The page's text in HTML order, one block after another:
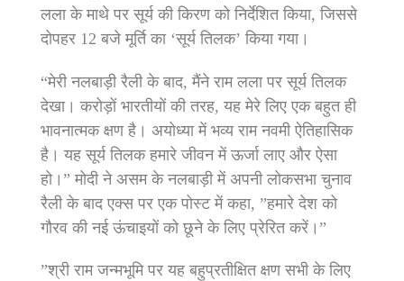
लला के माथे पर सूर्य की किरण को निर्देशित किया, जिससे
दोपहर 12 बजे मूर्ति का ‘सूर्य तिलक’ किया गया।
“मेरी नलबाड़ी रैली के बाद, मैंने राम लला पर सूर्य तिलक
देखा। करोड़ों भारतीयों की तरह, यह मेरे लिए एक बहुत ही
भावनात्मक क्षण है। अयोध्या में भव्य राम नवमी ऐतिहासिक
है। यह सूर्य तिलक हमारे जीवन में ऊर्जा लाए और ऐसा
हो।” मोदी ने असम के नलबाड़ी में अपनी लोकसभा चुनाव
रैली के बाद एक्स पर एक पोस्ट में कहा, ”हमारे देश को
गौरव की नई ऊंचाइयों को छूने के लिए प्रेरित करें।”
”श्री राम जन्मभूमि पर यह बहुप्रतीक्षित क्षण सभी के लिए